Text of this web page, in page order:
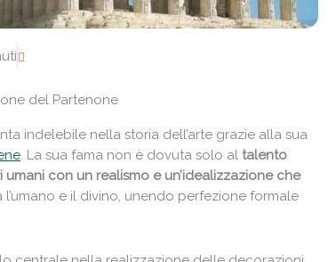
del Partenone
indelebile nella storia dell’arte grazie alla sua
. La sua fama non è dovuta solo al talento
con un realismo e un’idealizzazione che
e il divino, unendo perfezione formale